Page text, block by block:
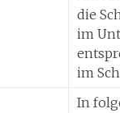
die
im
im
In